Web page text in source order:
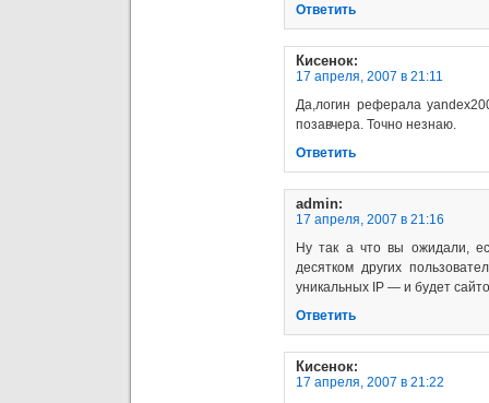
Ответить
Кисенок:
17 апреля, 2007 в 21:11
Да,логин реферала
позавчера. Точно незнаю.
Ответить
admin:
17 апреля, 2007 в 21:16
Ну так а что вы ожидали,
десятком других
уникальных IP — и будет
Ответить
Кисенок:
17 апреля, 2007 в 21:22